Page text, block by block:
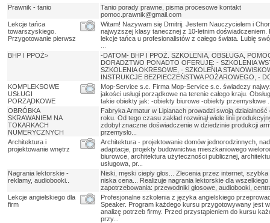
Prawnik - tanio
Tanio porady prawne, pisma procesowe kontakt
pomoc.prawnik@gmail.com
Lekcje tańca
towarszyskiego.
Przygotowanie pierwsz
Witam! Nazywam się Dmitrij. Jestem Nauczycielem i
najwyższej klasy tanecznej z 10-letnim doświadczeniem.
lekcje tańca u profesionalistów z całego świata. Lubię
BHP I PPOŻ>
-DATOM- BHP I PPOŻ. SZKOLENIA, OBSŁUGA,
DORADZTWO PONADTO OFERUJĘ: - SZKOLENIA
SZKOLENIA OKRESOWE, - SZKOLENIA
INSTRUKCJE BEZPIECZEŃSTWA POŻAROWEGO, -
KOMPLEKSOWE
USŁUGI
PORZĄDKOWE
Mop-Service s.c. Firma Mop-Service s.c. świadczy
jakości usługi porządkowe na terenie całego kraju.
takie obiekty jak: -obiekty biurowe -obiekty przemysłowe
OBRÓBKA
SKRAWANIEM NA
TOKARKACH
NUMERYCZNYCH
Fabryka Armatur w Lipianach prowadzi swoją działalność
roku. Od tego czasu zakład rozwinął wiele linii
zdobył znaczne doświadczenie w dziedzinie produkcji
przemysło...
Architektura i
projektowanie wnętrz
Architektura - projektowanie domów jednorodzinnych,
adaptacje, projekty budownictwa mieszkaniowego
biurowce, architektura użyteczności publicznej,
usługowa, pr...
Nagrania lektorskie -
reklamy, audiobooki..
Niski, męski ciepły głos... Zlecenia przez internet,
niska cena... Realizuje nagrania lektorskie dla wszelkiego
zapotrzebowania: przewodniki głosowe, audiobooki,
Lekcje angielskiego dla
firm
Profesjonalne szkolenia z języka angielskiego
Speaker. Program każdego kursu przygotowywany jest
analizę potrzeb firmy. Przed przystąpieniem do kursu
przy...